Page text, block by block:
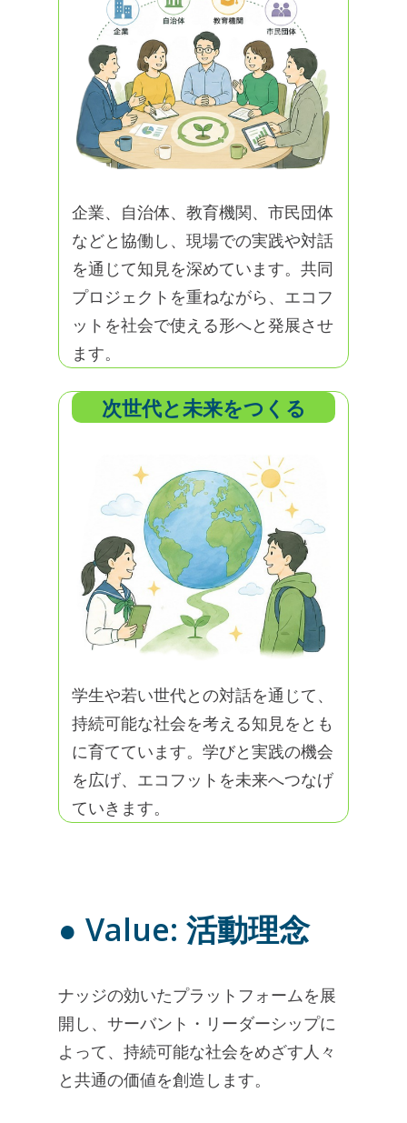
企業、自治体、教育機関、市民団体
などと協働し、現場での実践や対話
を通じて知見を深めています。共同
プロジェクトを重ねながら、エコフ
ットを社会で使える形へと発展させ
ます。
次世代と未来をつくる
学生や若い世代との対話を通じて、
持続可能な社会を考える知見をとも
に育てています。学びと実践の機会
を広げ、エコフットを未来へつなげ
ていきます。
● Value: 活動理念
ナッジの効いたプラットフォームを展
開し、サーバント・リーダーシップに
よって、持続可能な社会をめざす人々
と共通の価値を創造します。